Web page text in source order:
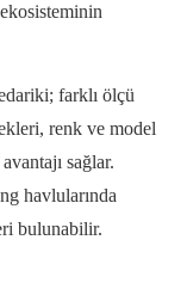
farklı ölçü
renk ve model
sağlar.
havlularında
bulunabilir.